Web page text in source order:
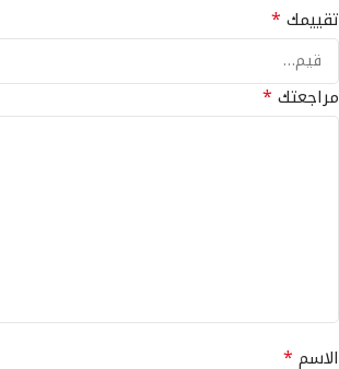
تقييمك *
مراجعتك *
الاسم *